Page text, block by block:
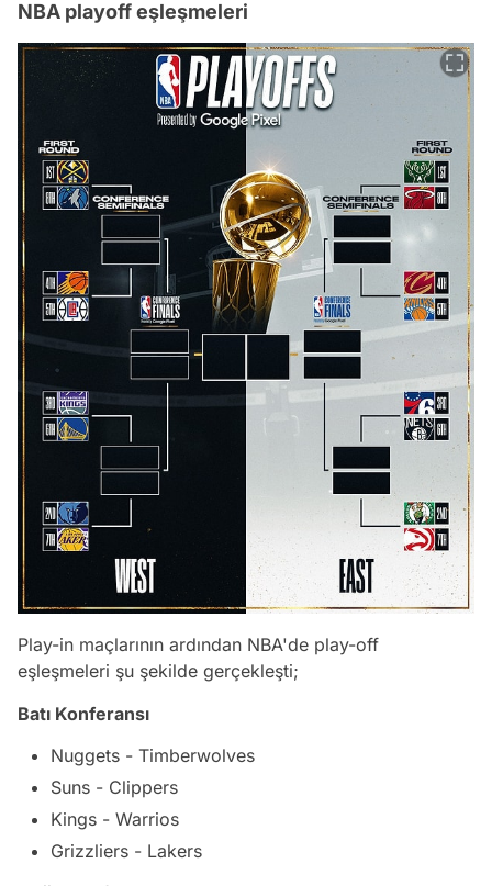
NBA playoff eşleşmeleri
Play-in maçlarının ardından NBA'de play-off
eşleşmeleri şu şekilde gerçekleşti;
Batı Konferansı
Nuggets - Timberwolves
Suns - Clippers
Kings - Warrios
Grizzliers - Lakers